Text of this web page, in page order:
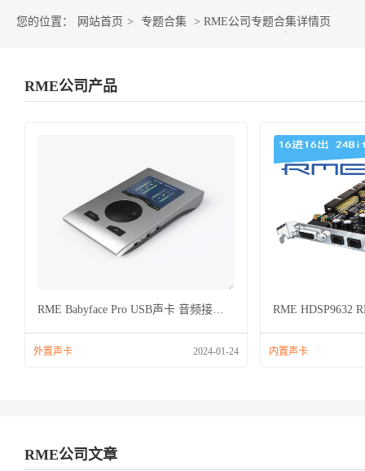
您的位置： 网站首页 > 专题合集 > RME公司专题合集详情页
RME公司产品
RME Babyface Pro USB声卡 音频接口专业声卡
外置声卡 2024-01-24 内置声卡
RME公司文章